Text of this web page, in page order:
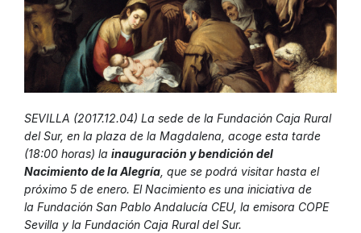
SEVILLA (2017.12.04) La sede de la Fundación Caja Rural
del Sur, en la plaza de la Magdalena, acoge esta tarde
(18:00 horas) la inauguración y bendición del
Nacimiento de la Alegría , que se podrá visitar hasta el
próximo 5 de enero. El Nacimiento es una iniciativa de
la Fundación San Pablo Andalucía CEU, la emisora COPE
Sevilla y la Fundación Caja Rural del Sur.